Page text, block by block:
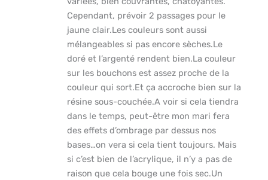
Cependant, prévoir 2 passages pour le
jaune clair.Les couleurs sont aussi
mélangeables si pas encore sèches.Le
doré et l’argenté rendent bien.La couleur
sur les bouchons est assez proche de la
couleur qui sort.Et ça accroche bien sur la
résine sous-couchée.A voir si cela tiendra
dans le temps, peut-être mon mari fera
des effets d’ombrage par dessus nos
bases…on vera si cela tient toujours. Mais
si c’est bien de l’acrylique, il n’y a pas de
raison que cela bouge une fois sec.Un